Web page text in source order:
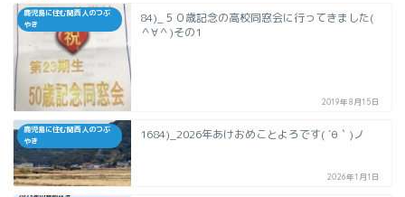
鹿児島に住む関西人のつぶ
やき
84)_５０歳記念の高校同窓会に行ってきました(
＾∀＾)その1
2019年8月15日
鹿児島に住む関西人のつぶ
やき
1684)_2026年あけおめことよろです( ´θ｀)ノ
2026年1月1日